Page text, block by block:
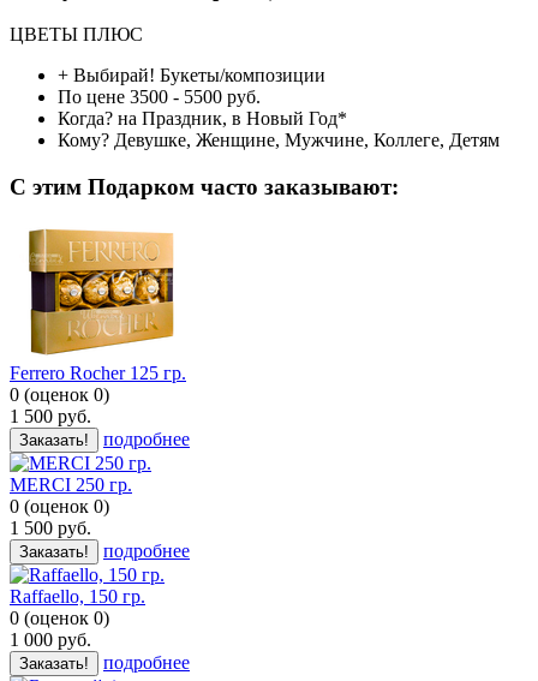
ЦВЕТЫ ПЛЮС
+ Выбирай! Букеты/композиции
По цене 3500 - 5500 руб.
Когда? на Праздник, в Новый Год*
Кому? Девушке, Женщине, Мужчине, Коллеге, Детям
C этим Подарком часто заказывают:
Ferrero Rocher 125 гр.
0 (оценок 0)
1 500 руб.
Заказать! подробнее
MERCI 250 гр.
0 (оценок 0)
1 500 руб.
Заказать! подробнее
Raffaello, 150 гр.
0 (оценок 0)
1 000 руб.
Заказать! подробнее